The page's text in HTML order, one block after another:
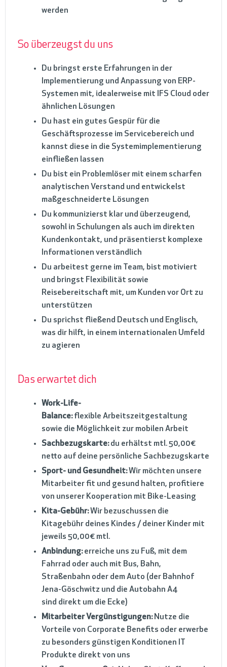
werden
So überzeugst du uns
Du bringst erste Erfahrungen in der
Implementierung und Anpassung von ERP-
Systemen mit, idealerweise mit IFS Cloud oder
ähnlichen Lösungen
Du hast ein gutes Gespür für die
Geschäftsprozesse im Servicebereich und
kannst diese in die Systemimplementierung
einfließen lassen
Du bist ein Problemlöser mit einem scharfen
analytischen Verstand und entwickelst
maßgeschneiderte Lösungen
Du kommunizierst klar und überzeugend,
sowohl in Schulungen als auch im direkten
Kundenkontakt, und präsentierst komplexe
Informationen verständlich
Du arbeitest gerne im Team, bist motiviert
und bringst Flexibilität sowie
Reisebereitschaft mit, um Kunden vor Ort zu
unterstützen
Du sprichst fließend Deutsch und Englisch,
was dir hilft, in einem internationalen Umfeld
zu agieren
Das erwartet dich
Work-Life-
Balance:flexible Arbeitszeitgestaltung
sowie die Möglichkeit zur mobilen Arbeit
Sachbezugskarte:du erhältst mtl. 50,00€
netto auf deine persönliche Sachbezugskarte
Sport- und Gesundheit:Wir möchten unsere
Mitarbeiter fit und gesund halten, profitiere
von unserer Kooperation mit Bike-Leasing
Kita-Gebühr:Wir bezuschussen die
Kitagebühr deines Kindes / deiner Kinder mit
jeweils 50,00€ mtl.
Anbindung:erreiche uns zu Fuß, mit dem
Fahrrad oder auch mit Bus, Bahn,
Straßenbahn oder dem Auto (der Bahnhof
Jena-Göschwitz und die Autobahn A4
sind direkt um die Ecke)
Mitarbeiter Vergünstigungen:Nutze die
Vorteile von Corporate Benefits oder erwerbe
zu besonders günstigen Konditionen IT
Produkte direkt von uns